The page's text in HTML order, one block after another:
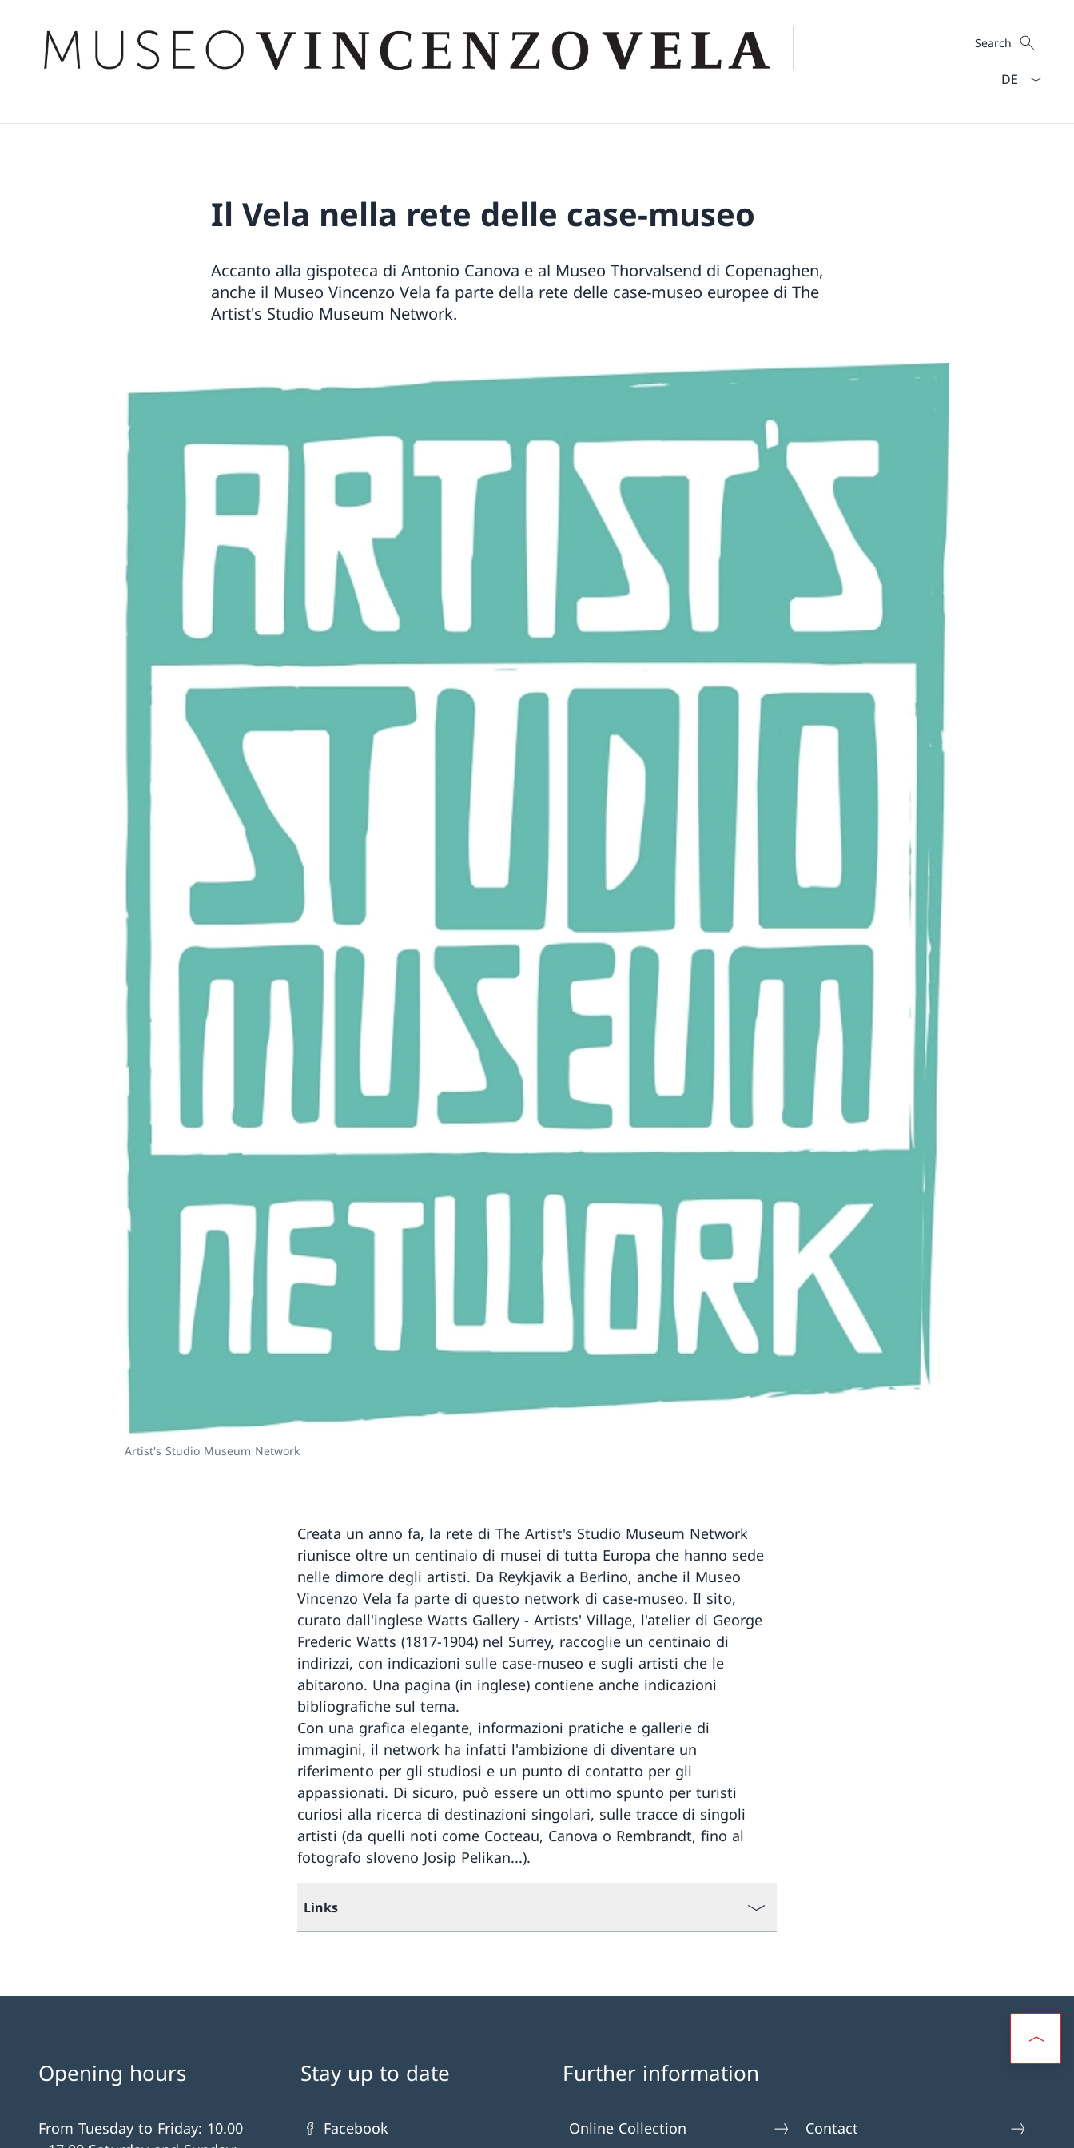
Search
Search
Il Vela nella rete delle case-museo
Accanto alla gispoteca di Antonio Canova e al Museo Thorvalsend di Copenaghen,
anche il Museo Vincenzo Vela fa parte della rete delle case-museo europee di The
Artist's Studio Museum Network.
Artist's Studio Museum Network
Creata un anno fa, la rete di The Artist's Studio Museum Network
riunisce oltre un centinaio di musei di tutta Europa che hanno sede
nelle dimore degli artisti. Da Reykjavik a Berlino, anche il Museo
Vincenzo Vela fa parte di questo network di case-museo. Il sito,
curato dall'inglese Watts Gallery - Artists' Village, l'atelier di George
Frederic Watts (1817-1904) nel Surrey, raccoglie un centinaio di
indirizzi, con indicazioni sulle case-museo e sugli artisti che le
abitarono. Una pagina (in inglese) contiene anche indicazioni
bibliografiche sul tema.
Con una grafica elegante, informazioni pratiche e gallerie di
immagini, il network ha infatti l'ambizione di diventare un
riferimento per gli studiosi e un punto di contatto per gli
appassionati. Di sicuro, può essere un ottimo spunto per turisti
curiosi alla ricerca di destinazioni singolari, sulle tracce di singoli
artisti (da quelli noti come Cocteau, Canova o Rembrandt, fino al
fotografo sloveno Josip Pelikan...).
Links
Opening hours
From Tuesday to Friday: 10.00
Stay up to date
Facebook
Further information
Online Collection Contact